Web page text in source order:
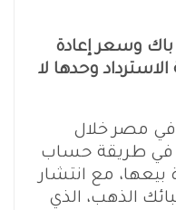
وسعر إعادة
وحدها لا
مصر خلال
في طريقة حساب
بيعها، مع انتشار
الذهب، الذي